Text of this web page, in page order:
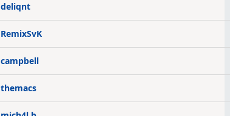
deliqnt
RemixSvK
campbell
themacs